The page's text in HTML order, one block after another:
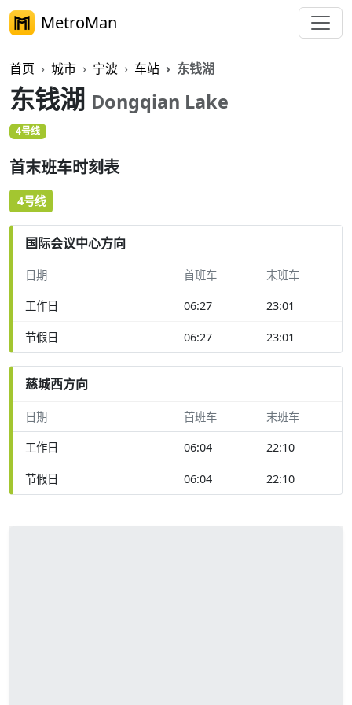
MetroMan
首页 城市 宁波 车站 东钱湖
东钱湖 Dongqian Lake
4号线
首末班车时刻表
4号线
国际会议中心方向
日期 首班车 末班车
工作日 06:27 23:01
节假日 06:27 23:01
慈城西方向
日期 首班车 末班车
工作日 06:04 22:10
节假日 06:04 22:10